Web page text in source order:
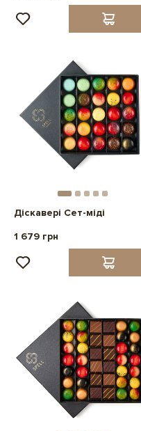
Діскавері Сет-міді
1 679 грн